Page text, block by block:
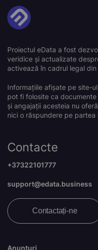
Proiectul eData a fost
veridice și actualizate
activează în cadrul legal
Informațiile afișate pe site-
pot fi folosite ca
și angajații acesteia nu
nici o răspundere pe
Anunțuri
Contacte
+37322101777
support@edata.business
Contactați-ne